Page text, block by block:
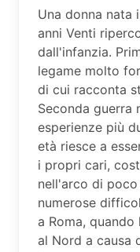
Una donna nata
anni Venti
dall'infanzia.
legame molto
di cui racconta
Seconda guerra
esperienze più
età riesce a
i propri cari,
nell'arco di
numerose
a Roma,
al Nord a causa